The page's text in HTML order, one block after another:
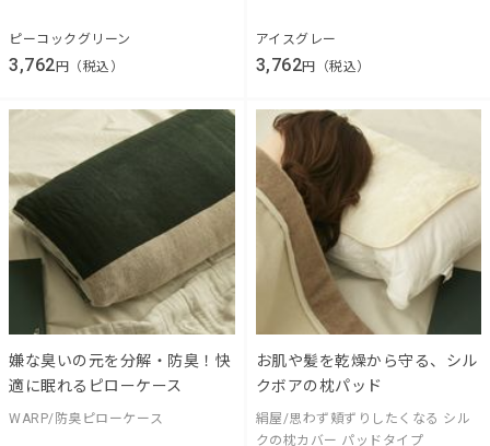
ピーコックグリーン
3,762円（税込）
アイスグレー
3,762円（税込）
嫌な臭いの元を分解・防臭！快
適に眠れるピローケース
WARP/防臭ピローケース
お肌や髪を乾燥から守る、シル
クボアの枕パッド
絹屋/思わず頬ずりしたくなる シル
クの枕カバー パッドタイプ